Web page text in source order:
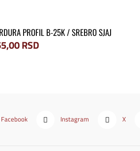
PROFIL B-25K / SREBRO SJAJ
RSD
Facebook Instagram X